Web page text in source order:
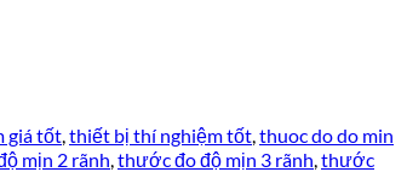
giá tốt,thiết bị thí nghiệm tốt,thuoc do do min
mịn 2 rãnh,thước đo độ mịn 3 rãnh,thước